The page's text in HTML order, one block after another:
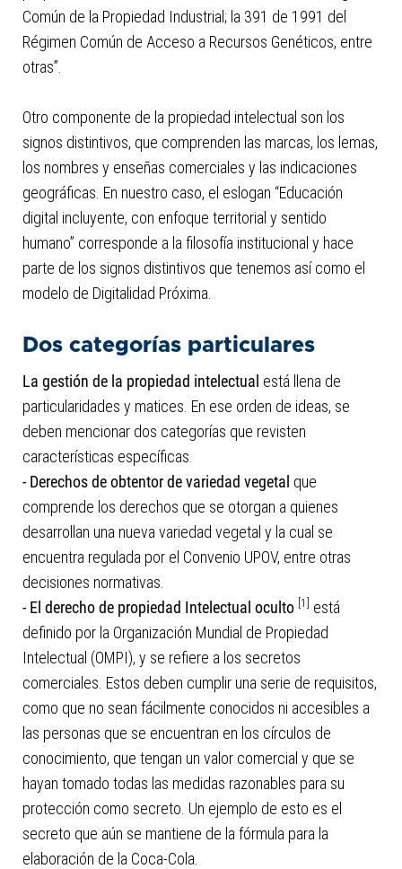
Común de la Propiedad Industrial; la 391 de 1991 del
Régimen Común de Acceso a Recursos Genéticos, entre
otras”.
Otro componente de la propiedad intelectual son los
signos distintivos, que comprenden las marcas, los lemas,
los nombres y enseñas comerciales y las indicaciones
geográficas. En nuestro caso, el eslogan “Educación
digital incluyente, con enfoque territorial y sentido
humano” corresponde a la filosofía institucional y hace
parte de los signos distintivos que tenemos así como el
modelo de Digitalidad Próxima.
Dos categorías particulares
La gestión de la propiedad intelectual está llena de
particularidades y matices. En ese orden de ideas, se
deben mencionar dos categorías que revisten
características específicas.
- Derechos de obtentor de variedad vegetal que
comprende los derechos que se otorgan a quienes
desarrollan una nueva variedad vegetal y la cual se
encuentra regulada por el Convenio UPOV, entre otras
decisiones normativas.
- El derecho de propiedad Intelectual oculto [1] está
definido por la Organización Mundial de Propiedad
Intelectual (OMPI), y se refiere a los secretos
comerciales. Estos deben cumplir una serie de requisitos,
como que no sean fácilmente conocidos ni accesibles a
las personas que se encuentran en los círculos de
conocimiento, que tengan un valor comercial y que se
hayan tomado todas las medidas razonables para su
protección como secreto. Un ejemplo de esto es el
secreto que aún se mantiene de la fórmula para la
elaboración de la Coca-Cola.